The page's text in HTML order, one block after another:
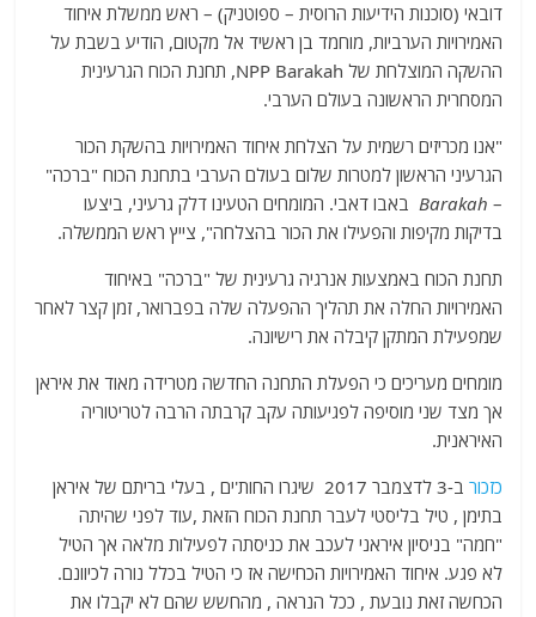
at
s
A
p
p
e
g
ra
m
ai
l
itt
er
c
e
b
o
o
k
דובאי (סוכנות הידיעות הרוסית – ספוטניק) – ראש ממשלת איחוד
האמירויות הערביות, מוחמד בן ראשיד אל מקטום, הודיע בשבת על
ההשקה המוצלחת של NPP Barakah, תחנת הכוח הגרעינית
המסחרית הראשונה בעולם הערבי.
"אנו מכריזים רשמית על הצלחת איחוד האמירויות בהשקת הכור
הגרעיני הראשון למטרות שלום בעולם הערבי בתחנת הכוח "ברכה"
–
Barakah באבו דאבי. המומחים הטעינו דלק גרעיני, ביצעו
בדיקות מקיפות והפעילו את הכור בהצלחה", צייץ ראש הממשלה.
תחנת הכוח באמצעות אנרגיה גרעינית של "ברכה" באיחוד
האמירויות החלה את תהליך ההפעלה שלה בפברואר, זמן קצר לאחר
שמפעילת המתקן קיבלה את רישיונה.
מומחים מעריכים כי הפעלת התחנה החדשה מטרידה מאוד את איראן
אך מצד שני מוסיפה לפגיעותה עקב קרבתה הרבה לטריטוריה
האיראנית.
כזכור
ב-3 לדצמבר 2017 שיגרו החות'ים , בעלי בריתם של איראן
בתימן , טיל בליסטי לעבר תחנת הכוח הזאת ,עוד לפני שהיתה
"חמה" בניסיון איראני לעכב את כניסתה לפעילות מלאה אך הטיל
לא פגע. איחוד האמירויות הכחישה אז כי הטיל בכלל נורה לכיוונם.
הכחשה זאת נובעת , ככל הנראה , מהחשש שהם לא יקבלו את